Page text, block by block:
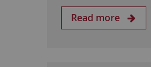
Read more